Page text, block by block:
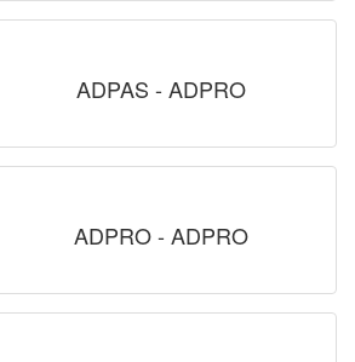
ADPAS - ADPRO
ADPRO - ADPRO